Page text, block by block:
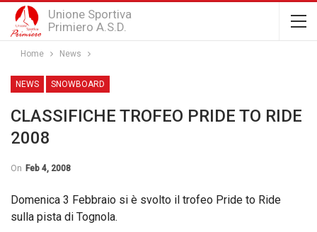
Unione Sportiva
Primiero A.S.D.
Home News
NEWS SNOWBOARD
CLASSIFICHE TROFEO PRIDE TO RIDE
2008
On Feb 4, 2008
Domenica 3 Febbraio si è svolto il trofeo Pride to Ride
sulla pista di Tognola.